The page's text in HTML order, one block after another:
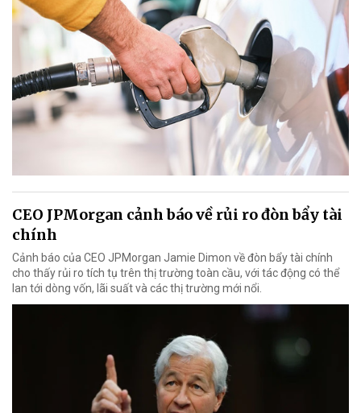
CEO JPMorgan cảnh báo về rủi ro đòn bẩy tài
chính
Cảnh báo của CEO JPMorgan Jamie Dimon về đòn bẩy tài chính
cho thấy rủi ro tích tụ trên thị trường toàn cầu, với tác động có thể
lan tới dòng vốn, lãi suất và các thị trường mới nổi.